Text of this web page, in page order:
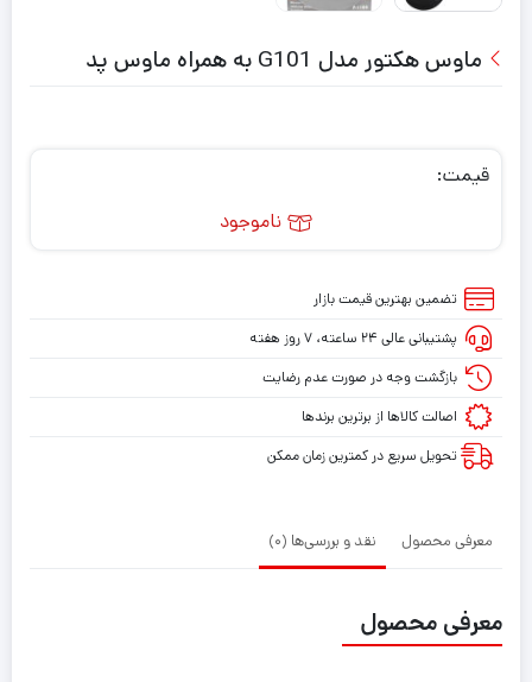
ماوس هکتور مدل G101 به همراه ماوس پد
قیمت:
ناموجود
تضمین بهترین قیمت بازار
پشتیبانی عالی ۲۴ ساعته، ۷ روز هفته
بازگشت وجه در صورت عدم رضایت
اصالت کالاها از برترین برندها
تحویل سریع در کمترین زمان ممکن
معرفی محصول نقد و بررسی‌ها (0)
معرفی محصول